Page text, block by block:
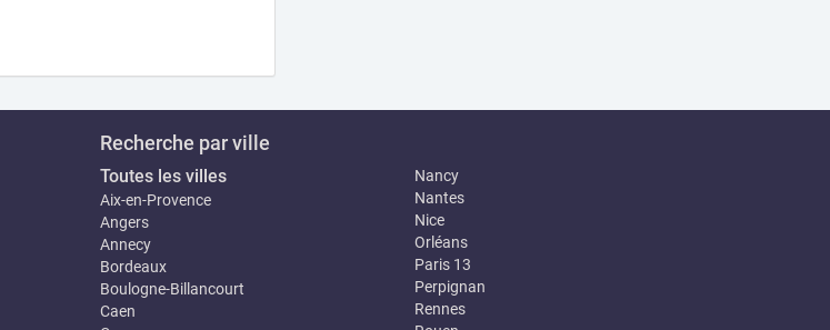
Recherche par ville
Toutes les villes
Aix-en-Provence
Angers
Annecy
Bordeaux
Boulogne-Billancourt
Caen
Nancy
Nantes
Nice
Orléans
Paris 13
Perpignan
Rennes